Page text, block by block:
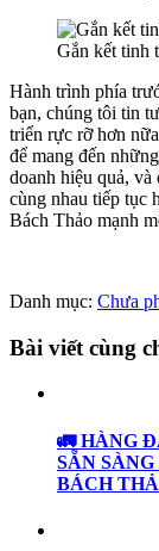
Gắn kết tinh
Hành trình phía
bạn, chúng tôi tin
triển rực rỡ hơn
để mang đến
doanh hiệu quả,
cùng nhau tiếp tục
Bách Thảo mạnh
Danh mục: Chưa
Bài viết cùng
🚛 HÀNG
SẴN
BÁCH